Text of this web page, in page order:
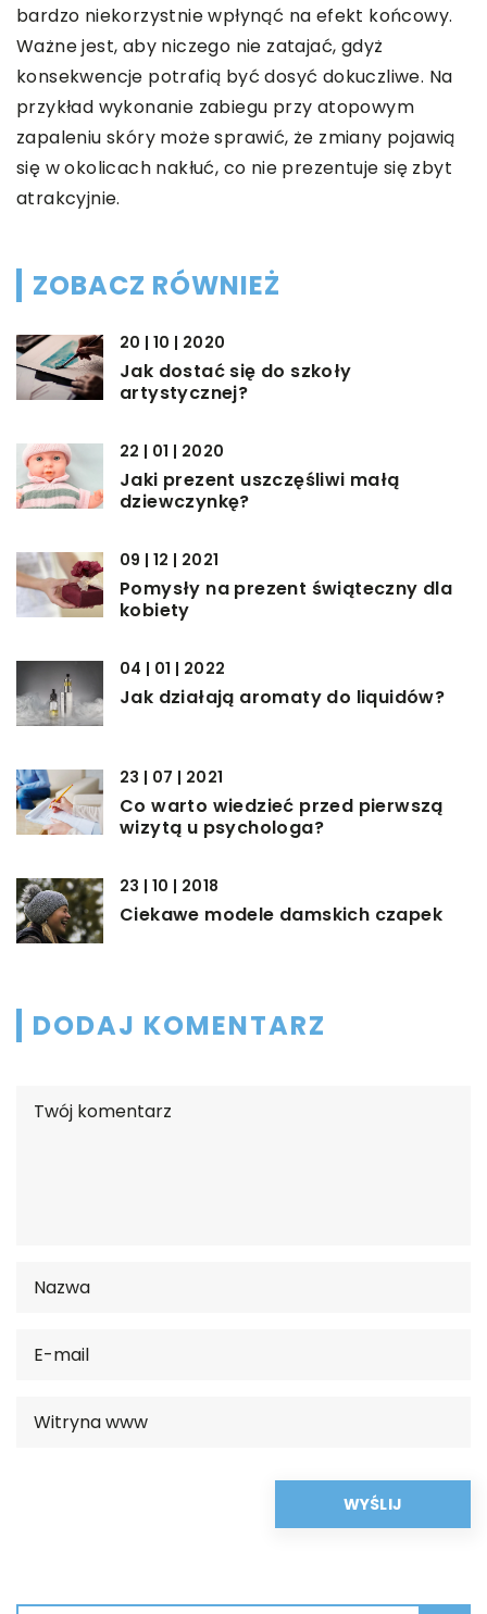
bardzo niekorzystnie wpłynąć na efekt końcowy.
Ważne jest, aby niczego nie zatajać, gdyż
konsekwencje potrafią być dosyć dokuczliwe. Na
przykład wykonanie zabiegu przy atopowym
zapaleniu skóry może sprawić, że zmiany pojawią
się w okolicach nakłuć, co nie prezentuje się zbyt
atrakcyjnie.
ZOBACZ RÓWNIEŻ
20 | 10 | 2020
Jak dostać się do szkoły
artystycznej?
22 | 01 | 2020
Jaki prezent uszczęśliwi małą
dziewczynkę?
09 | 12 | 2021
Pomysły na prezent świąteczny dla
kobiety
04 | 01 | 2022
Jak działają aromaty do liquidów?
23 | 07 | 2021
Co warto wiedzieć przed pierwszą
wizytą u psychologa?
23 | 10 | 2018
Ciekawe modele damskich czapek
DODAJ KOMENTARZ